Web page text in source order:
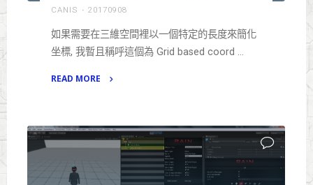
CANIS 20170908
如果需要在三維空間裡以一個特定的長度來簡化
坐標, 我暫且稱呼這個為 Grid based coord …
READ MORE
化
Structured